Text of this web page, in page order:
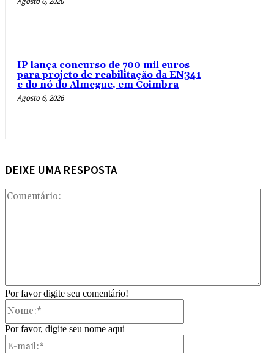
IP lança concurso de 700 mil euros
para projeto de reabilitação da EN341
e do nó do Almegue, em Coimbra
Agosto 6, 2026
DEIXE UMA RESPOSTA
Por favor digite seu comentário!
Por favor, digite seu nome aqui